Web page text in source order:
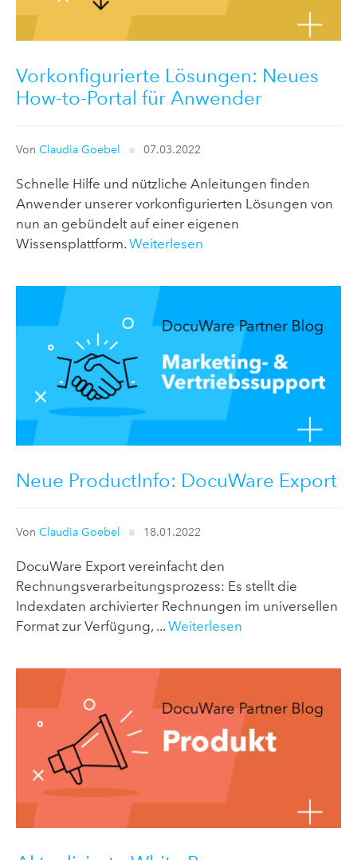
Vorkonfigurierte Lösungen: Neues
How-to-Portal für Anwender
Von Claudia Goebel 07.03.2022
Schnelle Hilfe und nützliche Anleitungen finden
Anwender unserer vorkonfigurierten Lösungen von
nun an gebündelt auf einer eigenen
Wissensplattform. Weiterlesen
Neue ProductInfo: DocuWare Export
Von Claudia Goebel 18.01.2022
DocuWare Export vereinfacht den
Rechnungsverarbeitungsprozess: Es stellt die
Indexdaten archivierter Rechnungen im universellen
Format zur Verfügung, ... Weiterlesen